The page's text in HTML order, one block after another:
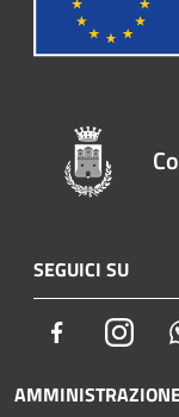
SEGUICI SU
Facebook